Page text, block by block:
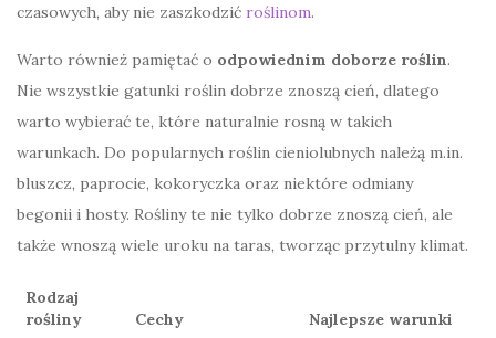
czasowych, aby nie zaszkodzić roślinom.
Warto również pamiętać o odpowiednim doborze roślin.
Nie wszystkie gatunki roślin dobrze znoszą cień, dlatego
warto wybierać te, które naturalnie rosną w takich
warunkach. Do popularnych roślin cieniolubnych należą m.in.
bluszcz, paprocie, kokoryczka oraz niektóre odmiany
begonii i hosty. Rośliny te nie tylko dobrze znoszą cień, ale
także wnoszą wiele uroku na taras, tworząc przytulny klimat.
Rodzaj
rośliny
Cechy Najlepsze warunki